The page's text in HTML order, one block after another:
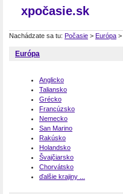
xpočasie.sk
Nachádzate sa tu: Počasie > Európa >
Európa
Anglicko
Taliansko
Grécko
Francúzsko
Nemecko
San Marino
Rakúsko
Holandsko
Švajčiarsko
Chorvátsko
ďalšie krajiny ...